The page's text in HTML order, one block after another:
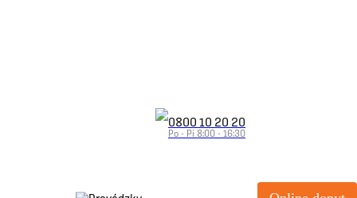
0800 10 20 20
Po - Pi 8:00 - 16:30